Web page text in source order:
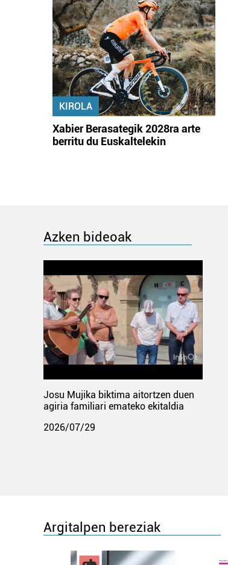
KIROLA
Xabier Berasategik 2028ra arte
berritu du Euskaltelekin
Azken bideoak
Josu Mujika biktima aitortzen duen
agiria familiari emateko ekitaldia
2026/07/29
Argitalpen bereziak